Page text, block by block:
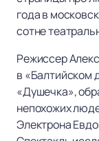
года в
сотне
Режиссер
в «Балтийском
«Душечка»,
непохожих
Электрона